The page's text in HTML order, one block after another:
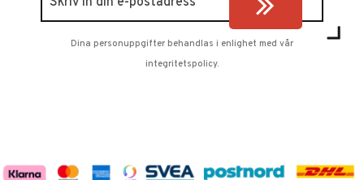
Dina personuppgifter behandlas i enlighet med vår
integritetspolicy.